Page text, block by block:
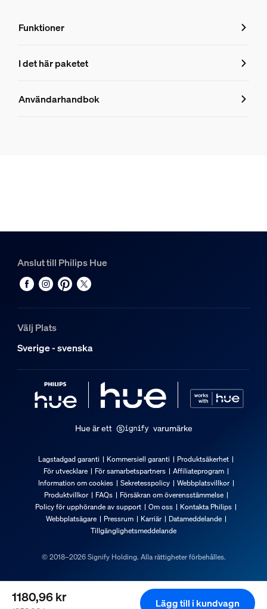
1180,96 kr Lägg till i kundvagn
Funktioner
Funktioner
8719514871069
I det här paketet
Användarhandbok
Anslut till Philips Hue
Välj Plats
Sverige - svenska
Hue är ett varumärke
Lagstadgad garanti Kommersiell garanti
Produktsäkerhet
För utvecklare
För samarbetspartners
Affiliateprogram
Information om cookies
Sekretesspolicy
Webbplatsvillkor
Produktvillkor
FAQs
Försäkran om överensstämmelse
Policy för upphörande av support
Om oss
Kontakta Philips
Webbplatsägare
Pressrum Karriär
Datameddelande
Tillgänglighetsmeddelande
© 2018–2026 Signify Holding. Alla rättigheter förbehålles.